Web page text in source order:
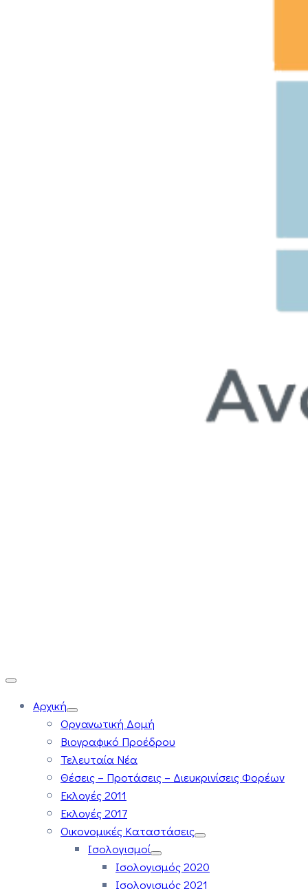
Αρχική
Οργανωτική Δομή
Βιογραφικό Προέδρου
Τελευταία Νέα
Θέσεις – Προτάσεις – Διευκρινίσεις Φορέων
Εκλογές 2011
Εκλογές 2017
Οικονομικές Καταστάσεις
Ισολογισμοί
Ισολογισμός 2020
Ισολογισμός 2021